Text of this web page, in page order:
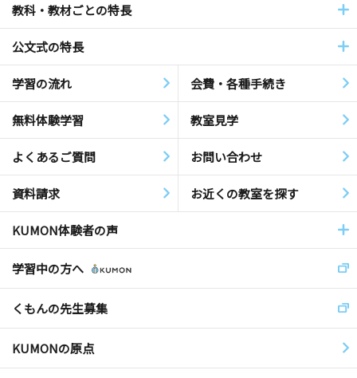
教科・教材ごとの特長
公文式の特長
学習の流れ 会費・各種手続き
無料体験学習 教室見学
よくあるご質問 お問い合わせ
資料請求 お近くの教室を探す
KUMON体験者の声
学習中の方へ
くもんの先生募集
KUMONの原点